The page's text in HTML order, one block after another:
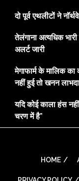
दो पूर्व एथलीटों ने
तेलंगाना अत्यधिक
अलर्ट जारी
मेगाफार्म के मालिक
नहीं हुई तो खनन
यदि कोई काला हंस
चरण में है”
HOME